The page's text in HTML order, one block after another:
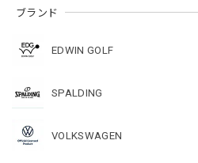
ブランド
EDWIN GOLF
SPALDING
VOLKSWAGEN